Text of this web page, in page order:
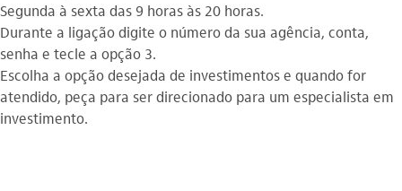
Segunda à sexta das 9 horas às 20 horas.
Durante a ligação digite o número da sua agência, conta,
senha e tecle a opção 3.
Escolha a opção desejada de investimentos e quando for
atendido, peça para ser direcionado para um especialista em
investimento.